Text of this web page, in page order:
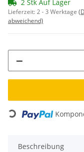
2 Stk Auf Lager
Lieferzeit:2 - 3 Werktage
abweichend)
Loading...
Beschreibung